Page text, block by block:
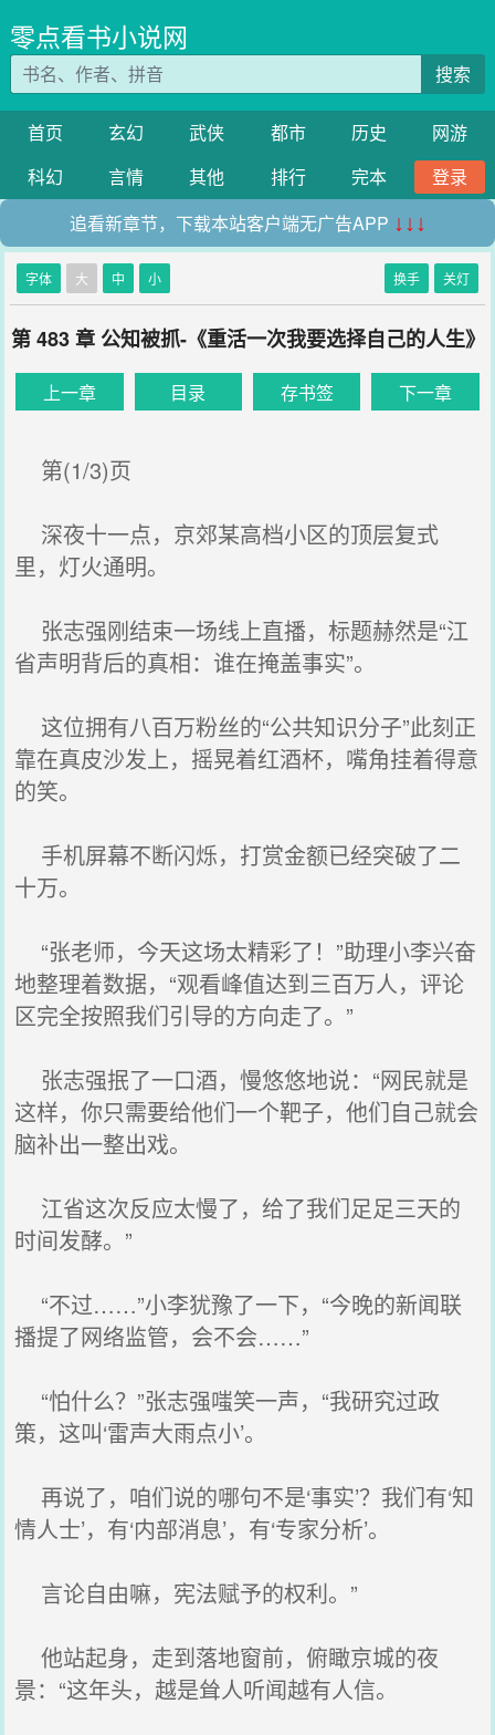
零点看书小说网
搜索
首页 玄幻 武侠 都市 历史
网游
科幻
言情 其他 排行 完本
登录
追看新章节，下载本站客户端无广告APP ↓↓↓
字体 大 中 小 换手 关灯
第 483 章 公知被抓-《重活一次我要选择自己的人生》
上一章 目录 存书签 下一章
第(1/3)页
深夜十一点，京郊某高档小区的顶层复式
里，灯火通明。
张志强刚结束一场线上直播，标题赫然是“江
省声明背后的真相：谁在掩盖事实”。
这位拥有八百万粉丝的“公共知识分子”此刻正
靠在真皮沙发上，摇晃着红酒杯，嘴角挂着得意
的笑。
手机屏幕不断闪烁，打赏金额已经突破了二
十万。
“张老师，今天这场太精彩了！”助理小李兴奋
地整理着数据，“观看峰值达到三百万人，评论
区完全按照我们引导的方向走了。”
张志强抿了一口酒，慢悠悠地说：“网民就是
这样，你只需要给他们一个靶子，他们自己就会
脑补出一整出戏。
江省这次反应太慢了，给了我们足足三天的
时间发酵。”
“不过……”小李犹豫了一下，“今晚的新闻联
播提了网络监管，会不会……”
“怕什么？”张志强嗤笑一声，“我研究过政
策，这叫‘雷声大雨点小’。
再说了，咱们说的哪句不是‘事实’？我们有‘知
情人士’，有‘内部消息’，有‘专家分析’。
言论自由嘛，宪法赋予的权利。”
他站起身，走到落地窗前，俯瞰京城的夜
景：“这年头，越是耸人听闻越有人信。